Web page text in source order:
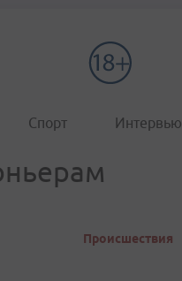
Спорт Интервью
Происшествия